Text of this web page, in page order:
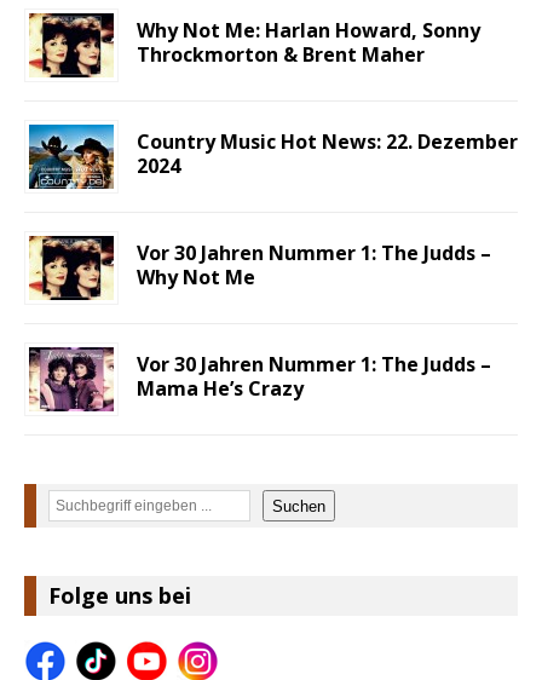
Why Not Me: Harlan Howard, Sonny
Throckmorton & Brent Maher
Country Music Hot News: 22. Dezember
2024
Vor 30 Jahren Nummer 1: The Judds –
Why Not Me
Vor 30 Jahren Nummer 1: The Judds –
Mama He’s Crazy
Suchen Suchen
Folge uns bei